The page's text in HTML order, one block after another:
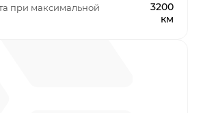
при максимальной
3200
км